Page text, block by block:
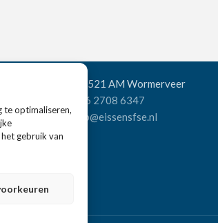
te optimaliseren,
gebruik van
Wandelweg 198, 1521 AM Wormerveer
+31 6 2708 6347
E-mail:verkoop@eissensfse.nl